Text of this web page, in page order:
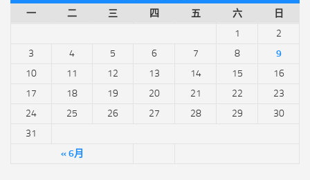
一
二 三 四 五 六 日
« 6月
1
2
3
4 5 6 7 8
9
10
11 12 13 14 15
16
17
18 19 20 21 22
23
24
25 26 27 28 29
30
31